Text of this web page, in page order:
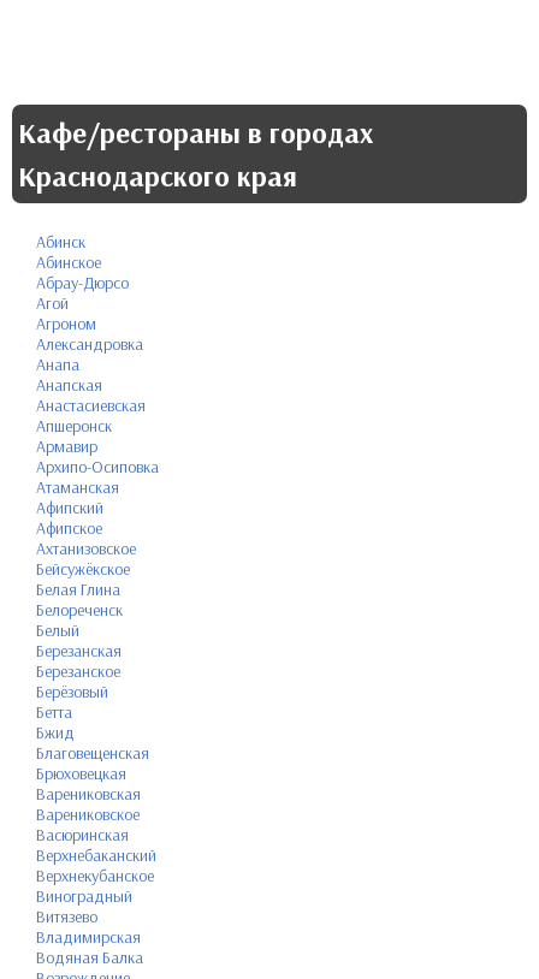
Кафе/рестораны в городах
Краснодарского края
Абинск
Абинское
Абрау-Дюрсо
Агой
Агроном
Александровка
Анапа
Анапская
Анастасиевская
Апшеронск
Армавир
Архипо-Осиповка
Атаманская
Афипский
Афипское
Ахтанизовское
Бейсужёкское
Белая Глина
Белореченск
Белый
Березанская
Березанское
Берёзовый
Бетта
Бжид
Благовещенская
Брюховецкая
Варениковская
Варениковское
Васюринская
Верхнебаканский
Верхнекубанское
Виноградный
Витязево
Владимирская
Водяная Балка